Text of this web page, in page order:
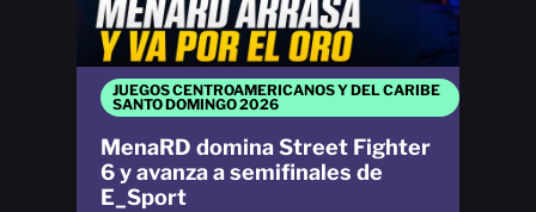
JUEGOS CENTROAMERICANOS Y DEL CARIBE
SANTO DOMINGO 2026
MenaRD domina Street Fighter
6 y avanza a semifinales de
E_Sport